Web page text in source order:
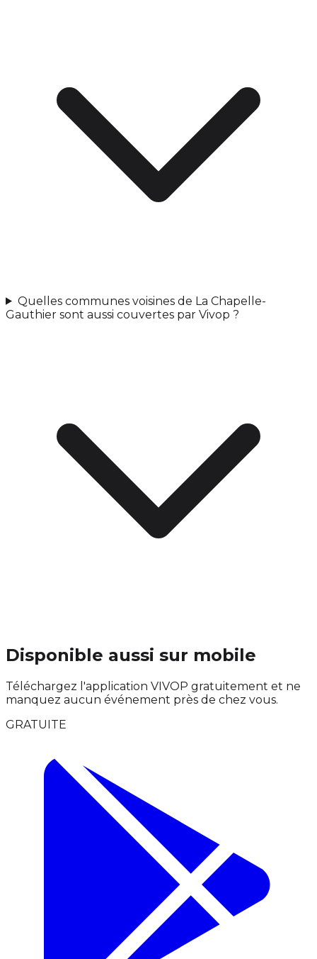
Quelles communes voisines de La Chapelle-
Gauthier sont aussi couvertes par Vivop ?
Disponible aussi sur mobile
Téléchargez l'application VIVOP gratuitement et ne
manquez aucun événement près de chez vous.
GRATUITE